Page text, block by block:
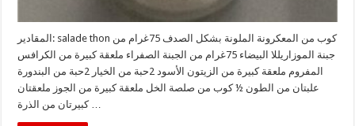
المقادير: salade thon كوب من المعكرونة الملونة بشكل الصدف 75غرام من
جبنة الموزاريللا البيضاء 75غرام من الجبنة الصفراء ملعقة كبيرة من الكرافس
المفروم ملعقة كبيرة من الزيتون الأسود 2حبة من الخيار 2حبة من البندورة
علبتان من الطون ½ كوب من صلصة الخل ملعقة كبيرة من الجوز ملعقتان
كبيرتان من الذرة …